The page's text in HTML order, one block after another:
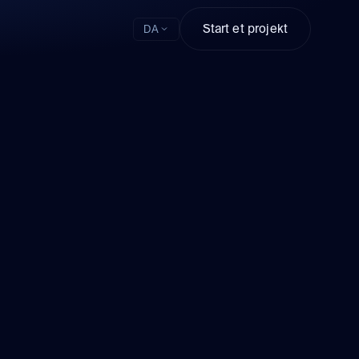
DA Start et projekt